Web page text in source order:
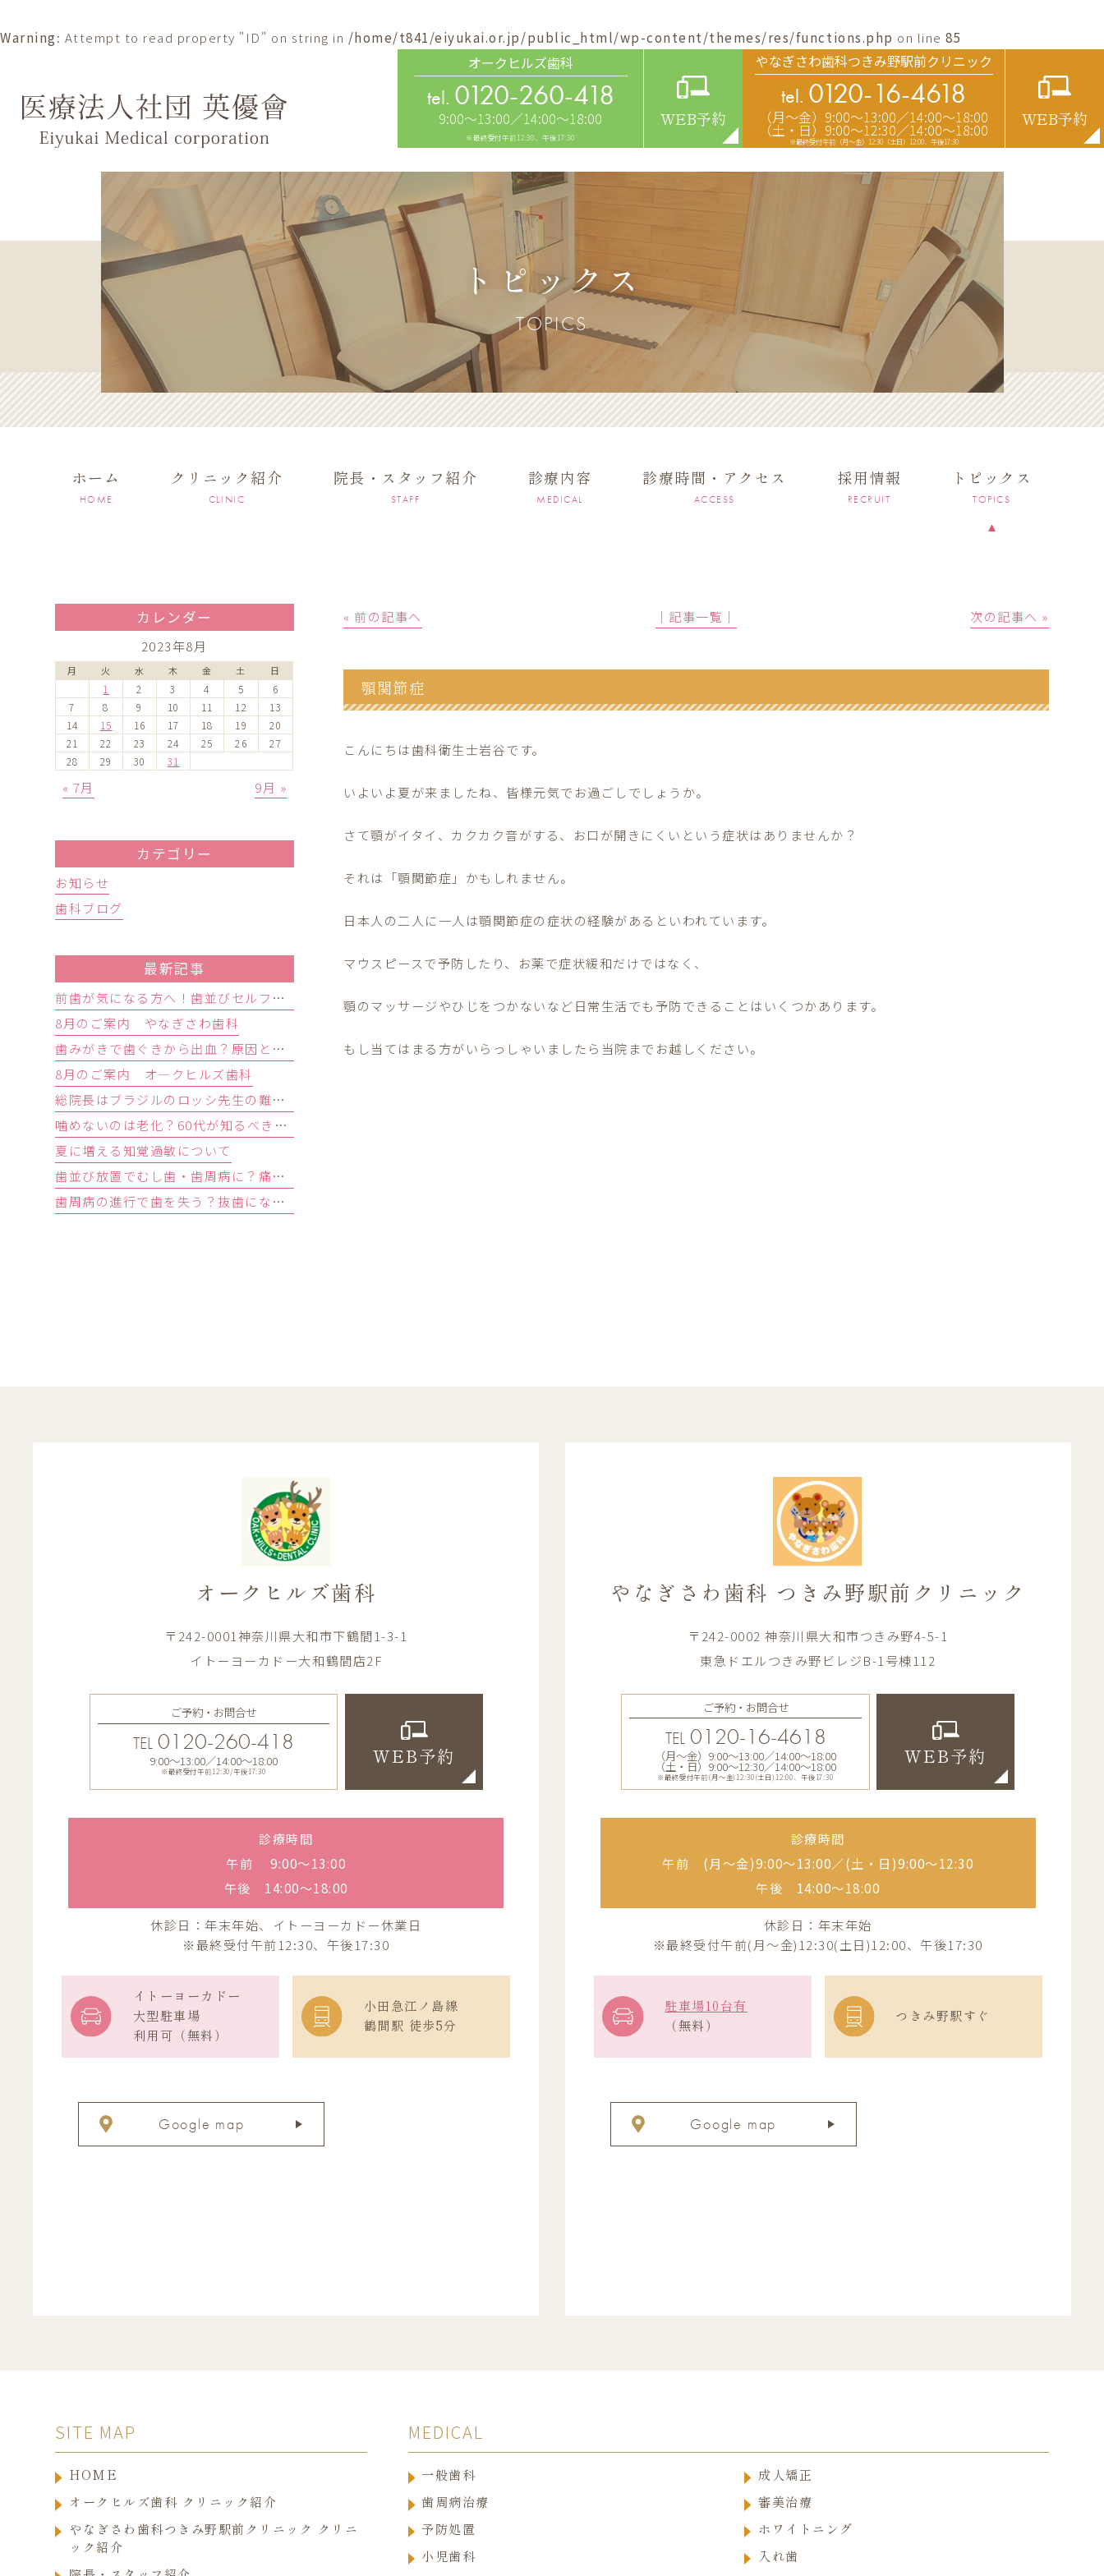
Warning: Attempt to read property "ID" on string in /home/t841/eiyukai.or.jp/public_html/wp-content/themes/res/functions.php on line85
オークヒルズ歯科
tel. 0120-260-418
9:00～13:00／14:00～18:00
※最終受付午前12:30、午後17:30
WEB予約
やなぎさわ歯科つきみ野駅前クリニック
tel. 0120-16-4618
（月〜金）9:00〜13:00／14:00〜18:00
（土・日）9:00〜12:30／14:00〜18:00
※最終受付午前（月～金）12:30（土日）12:00、午後17:30
WEB予約
トピックス
TOPICS
ホーム
HOME
クリニック紹介
CLINIC
院長・スタッフ紹介
STAFF
診療内容
MEDICAL
診療時間・アクセス
ACCESS
採用情報
RECRUIT
トピックス
TOPICS
« 前の記事へ │記事一覧│ 次の記事へ »
顎関節症
こんにちは歯科衛生士岩谷です。
いよいよ夏が来ましたね、皆様元気でお過ごしでしょうか。
さて顎がイタイ、カクカク音がする、お口が開きにくいという症状はありませんか？
それは「顎関節症」かもしれません。
日本人の二人に一人は顎関節症の症状の経験があるといわれています。
マウスピースで予防したり、お薬で症状緩和だけではなく、
顎のマッサージやひじをつかないなど日常生活でも予防できることはいくつかあります。
もし当てはまる方がいらっしゃいましたら当院までお越しください。
カレンダー
2023年8月
月 火 水 木 金 土 日
1 2 3 4 5
6
7
8 9 10 11 12
13
14
15 16 17 18 19
20
21
22 23 24 25 26
27
28
29 30 31
« 7月 9月 »
カテゴリー
お知らせ
歯科ブログ
最新記事
前歯が気になる方へ！歯並びセルフチェックと治療が必要な目安
8月のご案内 やなぎさわ歯科
歯みがきで歯ぐきから出血？原因と歯周病の初期症状・受診目安を解説
8月のご案内 オ―クヒルズ歯科
総院長はブラジルのロッシ先生の難症例インプラントオペ研修会に参加しました。
噛めないのは老化？60代が知るべき原因と歯を残す精密治療
夏に増える知覚過敏について
歯並び放置でむし歯・歯周病に？痛みがなくても受診すべきサイン
歯周病の進行で歯を失う？抜歯になる基準と回避する3つの予防法
オークヒルズ歯科
〒242-0001神奈川県大和市下鶴間1-3-1
イトーヨーカドー大和鶴間店2F
ご予約・お問合せ
TEL 0120-260-418
9:00〜13:00／14:00〜18:00
※最終受付午前12:30/午後17:30
WEB予約
診療時間
午前 9:00〜13:00
午後 14:00〜18:00
休診日：年末年始、イトーヨーカドー休業日
※最終受付午前12:30、午後17:30
イトーヨーカドー
大型駐車場
利用可（無料）
小田急江ノ島線
鶴間駅 徒歩5分
Google map
やなぎさわ歯科 つきみ野駅前クリニック
〒242-0002 神奈川県大和市つきみ野4-5-1
東急ドエルつきみ野ビレジB-1号棟112
ご予約・お問合せ
TEL0120-16-4618
（月〜金）9:00〜13:00／14:00〜18:00
（土・日）9:00〜12:30／14:00〜18:00
※最終受付午前(月～金)12:30(土日)12:00、午後17:30
WEB予約
診療時間
午前 (月〜金)9:00〜13:00／(土・日)9:00〜12:30
午後 14:00〜18:00
休診日：年末年始
※最終受付午前(月～金)12:30(土日)12:00、午後17:30
駐車場10台有
（無料）
つきみ野駅すぐ
Google map
SITE MAP
HOME
オークヒルズ歯科 クリニック紹介
やなぎさわ歯科つきみ野駅前クリニック クリニ
ック紹介
MEDICAL
一般歯科 成人矯正
歯周病治療 審美治療
予防処置 ホワイトニング
小児歯科 入れ歯